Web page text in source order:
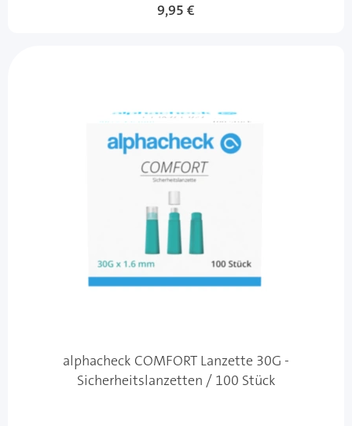
9,95 €
alphacheck COMFORT Lanzette 30G -
Sicherheitslanzetten / 100 Stück